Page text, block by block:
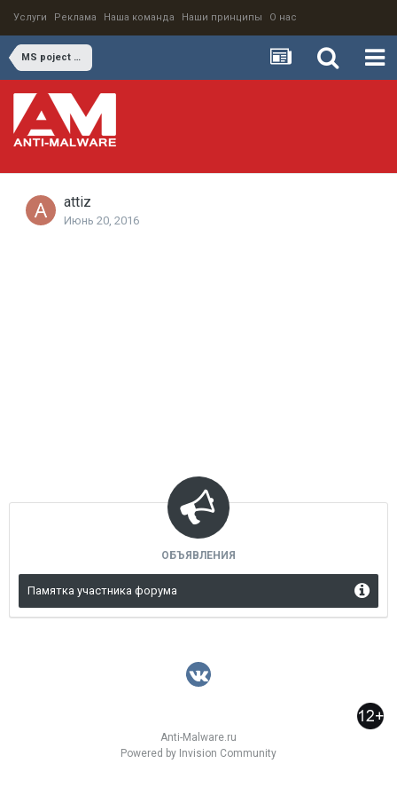
Услуги Реклама Наша команда Наши принципы О нас
MS poject перестал отвечать после установления десятого виндовс
attiz
Июнь 20, 2016
ОБЪЯВЛЕНИЯ
Памятка участника форума
Anti-Malware.ru
Powered by Invision Community